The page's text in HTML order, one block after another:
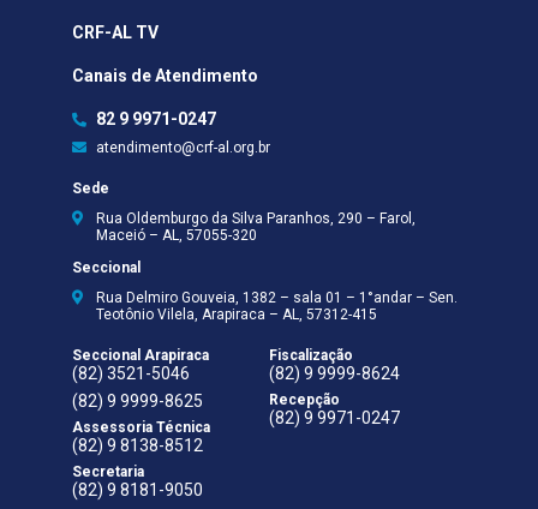
CRF-AL TV
Canais de Atendimento
82 9 9971-0247
atendimento@crf-al.org.br
Sede
Rua Oldemburgo da Silva Paranhos, 290 – Farol,
Maceió – AL, 57055-320
Seccional
Rua Delmiro Gouveia, 1382 – sala 01 – 1°andar – Sen.
Teotônio Vilela, Arapiraca – AL, 57312-415
Seccional Arapiraca
(82) 3521-5046
(82) 9 9999-8625
Assessoria Técnica
(82) 9 8138-8512
Secretaria
(82) 9 8181-9050
Fiscalização
(82) 9 9999-8624
Recepção
(82) 9 9971-0247